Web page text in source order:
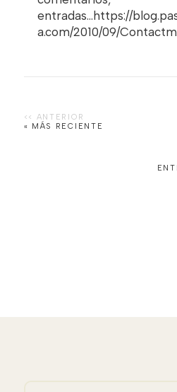
entradas...https://
a.com/2010/09/
« MÁS RECIENTE